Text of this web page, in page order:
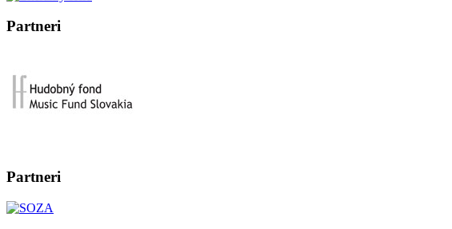
Partneri
Partneri